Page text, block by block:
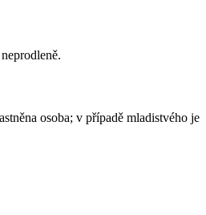
osoba; v případě mladistvého je